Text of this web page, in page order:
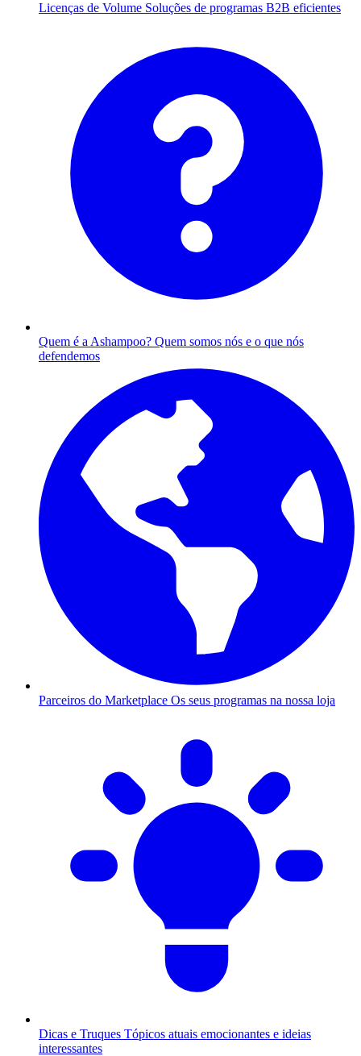
Licenças de Volume Soluções de programas B2B eficientes
Quem é a Ashampoo? Quem somos nós e o que nós
defendemos
Parceiros do Marketplace Os seus programas na nossa loja
Dicas e Truques Tópicos atuais emocionantes e ideias
interessantes